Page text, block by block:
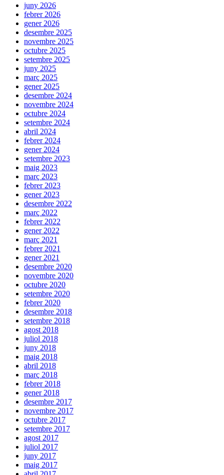
juny 2026
febrer 2026
gener 2026
desembre 2025
novembre 2025
octubre 2025
setembre 2025
juny 2025
març 2025
gener 2025
desembre 2024
novembre 2024
octubre 2024
setembre 2024
abril 2024
febrer 2024
gener 2024
setembre 2023
maig 2023
març 2023
febrer 2023
gener 2023
desembre 2022
març 2022
febrer 2022
gener 2022
març 2021
febrer 2021
gener 2021
desembre 2020
novembre 2020
octubre 2020
setembre 2020
febrer 2020
desembre 2018
setembre 2018
agost 2018
juliol 2018
juny 2018
maig 2018
abril 2018
març 2018
febrer 2018
gener 2018
desembre 2017
novembre 2017
octubre 2017
setembre 2017
agost 2017
juliol 2017
juny 2017
maig 2017